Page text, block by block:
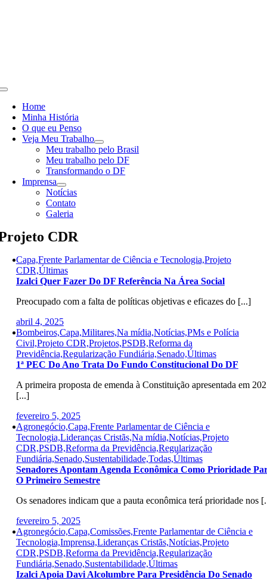
Toggle
NavigationHome
Minha História
O que eu Penso
Veja Meu Trabalho
Meu trabalho pelo Brasil
Meu trabalho pelo DF
Transformando o DF
Imprensa
Notícias
Contato
Galeria
CDR
Capa,Frente Parlamentar de Ciência e Tecnologia,Projeto
CDR,Últimas
Izalci Quer Fazer Do DF Referência Na Área Social
Preocupado com a falta de políticas objetivas e eficazes do [...]
abril 4, 2025
Bombeiros,Capa,Militares,Na mídia,Notícias,PMs e Polícia
Civil,Projeto CDR,Projetos,PSDB,Reforma da
Previdência,Regularização Fundiária,Senado,Últimas
1ª PEC Do Ano Trata Do Fundo Constitucional Do DF
A primeira proposta de emenda à Constituição apresentada em
[...]
fevereiro 5, 2025
Agronegócio,Capa,Frente Parlamentar de Ciência e
Tecnologia,Lideranças Cristãs,Na mídia,Notícias,Projeto
CDR,PSDB,Reforma da Previdência,Regularização
Fundiária,Senado,Sustentabilidade,Todas,Últimas
Senadores Apontam Agenda Econômica Como Prioridade
O Primeiro Semestre
Os senadores indicam que a pauta econômica terá prioridade nos
fevereiro 5, 2025
Agronegócio,Capa,Comissões,Frente Parlamentar de Ciência e
Tecnologia,Imprensa,Lideranças Cristãs,Notícias,Projeto
CDR,PSDB,Reforma da Previdência,Regularização
Fundiária,Senado,Sustentabilidade,Últimas
Izalci Apoia Davi Alcolumbre Para Presidência Do Senado